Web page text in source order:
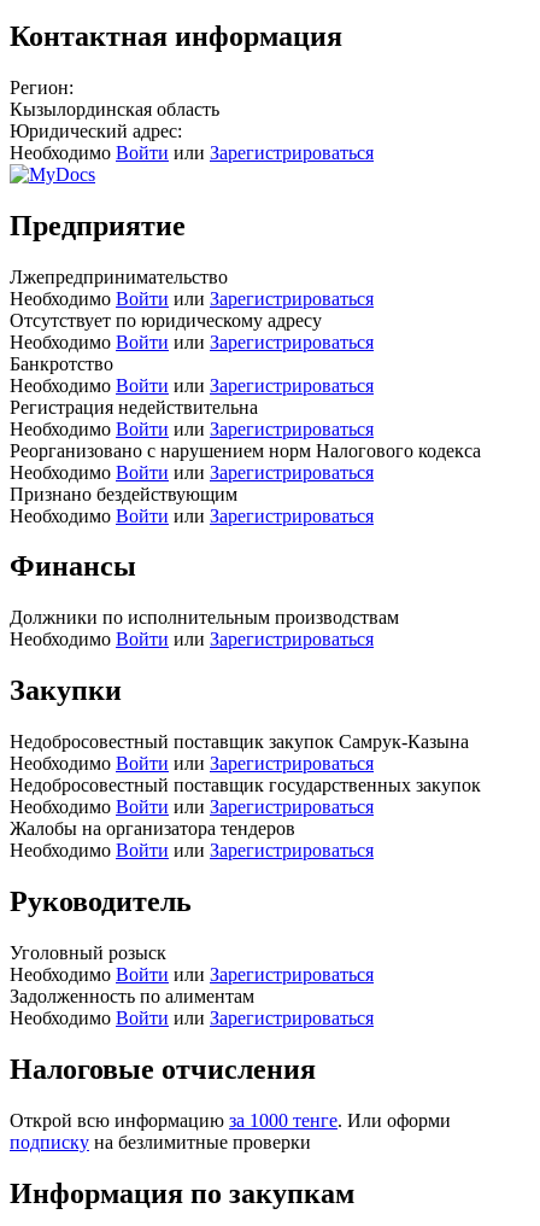
Контактная информация
Регион:
Кызылординская область
Юридический адрес:
Необходимо Войти или Зарегистрироваться
Предприятие
Лжепредпринимательство
Необходимо Войти или Зарегистрироваться
Отсутствует по юридическому адресу
Необходимо Войти или Зарегистрироваться
Банкротство
Необходимо Войти или Зарегистрироваться
Регистрация недействительна
Необходимо Войти или Зарегистрироваться
Реорганизовано с нарушением норм Налогового кодекса
Необходимо Войти или Зарегистрироваться
Признано бездействующим
Необходимо Войти или Зарегистрироваться
Финансы
Должники по исполнительным производствам
Необходимо Войти или Зарегистрироваться
Закупки
Недобросовестный поставщик закупок Самрук-Казына
Необходимо Войти или Зарегистрироваться
Недобросовестный поставщик государственных закупок
Необходимо Войти или Зарегистрироваться
Жалобы на организатора тендеров
Необходимо Войти или Зарегистрироваться
Руководитель
Уголовный розыск
Необходимо Войти или Зарегистрироваться
Задолженность по алиментам
Необходимо Войти или Зарегистрироваться
Налоговые отчисления
Открой всю информацию за 1000 тенге. Или оформи
подписку на безлимитные проверки
Информация по закупкам